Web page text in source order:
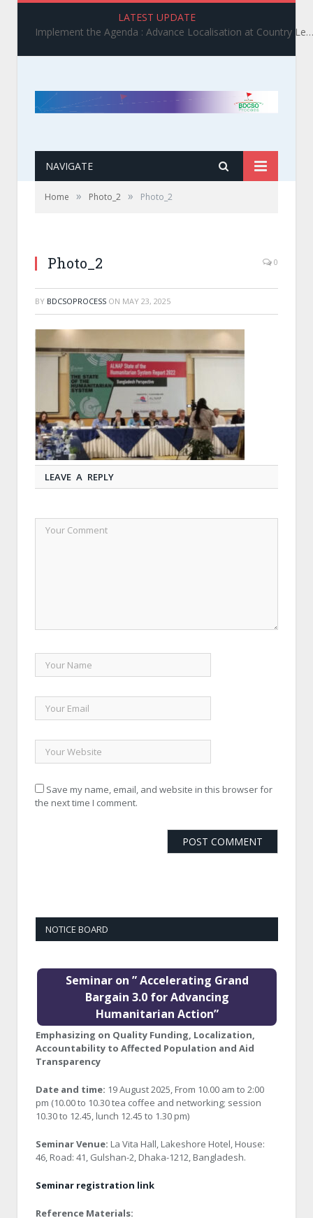
LATEST UPDATE
Implement the Agenda : Advance Localisation at Country Level_ BDCSO COAST 2025 Survey Report Findings on the Grand Bargain 3.0 Implementation
NAVIGATE
Home » Photo_2 » Photo_2
Photo_2 0
BY BDCSOPROCESS ON MAY 23, 2025
LEAVE A REPLY
Save my name, email, and website in this browser for
the next time I comment.
NOTICE BOARD
Seminar on ” Accelerating Grand
Bargain 3.0 for Advancing
Humanitarian Action”
Emphasizing on Quality Funding, Localization,
Accountability to Affected Population and Aid
Transparency
Date and time: 19 August 2025, From 10.00 am to 2:00
pm (10.00 to 10.30 tea coffee and networking; session
10.30 to 12.45, lunch 12.45 to 1.30 pm)
Seminar Venue: La Vita Hall, Lakeshore Hotel, House:
46, Road: 41, Gulshan-2, Dhaka-1212, Bangladesh.
Seminar registration link
Reference Materials: